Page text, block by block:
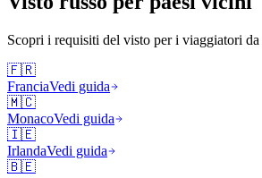
Scopri i requisiti del visto per i viaggiatori da
🇫🇷
FranciaVedi guida
🇲🇨
MonacoVedi guida
🇮🇪
IrlandaVedi guida
🇧🇪